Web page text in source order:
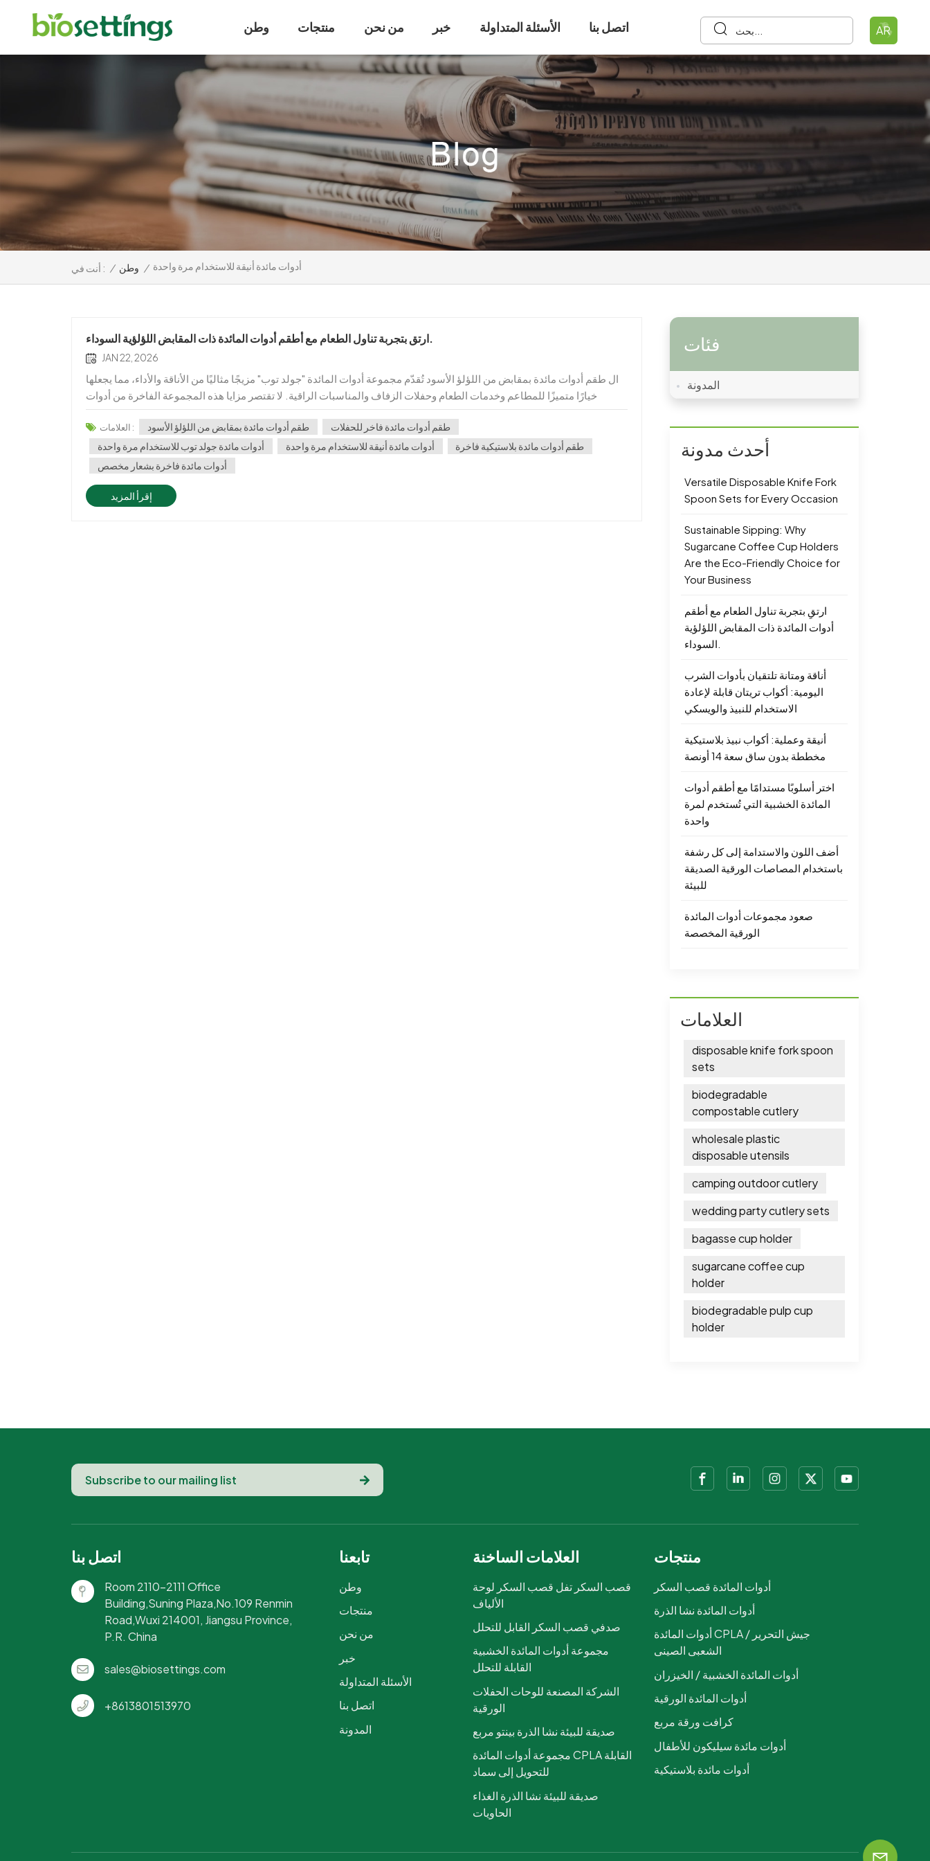
وطن منتجات من نحن خبر الأسئلة المتداولة اتصل بنا AR
أنت في : / وطن / أدوات مائدة أنيقة للاستخدام مرة واحدة
ارتقِ بتجربة تناول الطعام مع أطقم أدوات المائدة ذات المقابض اللؤلؤية السوداء.
JAN 22, 2026
ال طقم أدوات مائدة بمقابض من اللؤلؤ الأسود تُقدّم مجموعة أدوات المائدة "جولد توب" مزيجًا مثاليًا من الأناقة والأداء، مما يجعلها
خيارًا متميزًا للمطاعم وخدمات الطعام وحفلات الزفاف والمناسبات الراقية. لا تقتصر مزايا هذه المجموعة الفاخرة من أدوات
المائدة البلاستيكية على كونها عملية فحسب، بل تُضفي لمسة...
العلامات : طقم أدوات مائدة بمقابض من اللؤلؤ الأسود
طقم أدوات مائدة فاخر للحفلات
أدوات مائدة جولد توب للاستخدام مرة واحدة
أدوات مائدة أنيقة للاستخدام مرة واحدة
طقم أدوات مائدة بلاستيكية فاخرة
أدوات مائدة فاخرة بشعار مخصص
إقرأ المزيد
فئات
المدونة
أحدث مدونة
Versatile Disposable Knife Fork
Spoon Sets for Every Occasion
Sustainable Sipping: Why
Sugarcane Coffee Cup Holders
Are the Eco-Friendly Choice for
Your Business
ارتقِ بتجربة تناول الطعام مع أطقم
أدوات المائدة ذات المقابض اللؤلؤية
أناقة ومتانة تلتقيان بأدوات الشرب
اليومية: أكواب تريتان قابلة لإعادة
الاستخدام للنبيذ والويسكي
أنيقة وعملية: أكواب نبيذ بلاستيكية
مخططة بدون ساق سعة 14 أونصة
اختر أسلوبًا مستدامًا مع أطقم أدوات
المائدة الخشبية التي تُستخدم لمرة
واحدة
أضف اللون والاستدامة إلى كل رشفة
باستخدام المصاصات الورقية الصديقة
للبيئة
صعود مجموعات أدوات المائدة
الورقية المخصصة
العلامات
disposable knife fork spoon
sets
biodegradable
compostable cutlery
wholesale plastic
disposable utensils
camping outdoor cutlery
wedding party cutlery sets
bagasse cup holder
sugarcane coffee cup
holder
biodegradable pulp cup
holder
اتصل بنا
Room 2110-2111 Office
Building,Suning Plaza,No.109 Renmin
Road,Wuxi 214001, Jiangsu Province,
P.R. China
sales@biosettings.com
+8613801513970
تابعنا
وطن
منتجات
من نحن
خبر
الأسئلة المتداولة
اتصل بنا
المدونة
العلامات الساخنة
قصب السكر تفل قصب السكر لوحة
الألياف
صدفي قصب السكر القابل للتحلل
مجموعة أدوات المائدة الخشبية
القابلة للتحلل
الشركة المصنعة للوحات الحفلات
الورقية
صديقة للبيئة نشا الذرة بينتو مربع
مجموعة أدوات المائدة CPLA القابلة
للتحويل إلى سماد
صديقة للبيئة نشا الذرة الغذاء
الحاويات
منتجات
أدوات المائدة قصب السكر
أدوات المائدة نشا الذرة
أدوات المائدة CPLA / جيش التحرير
الشعبى الصينى
أدوات المائدة الخشبية / الخيزران
أدوات المائدة الورقية
كرافت ورقة مربع
أدوات مائدة سيليكون للأطفال
أدوات مائدة بلاستيكية